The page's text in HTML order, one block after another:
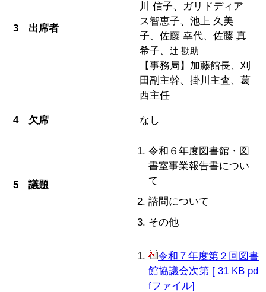
3 出席者
川 信子、ガリドディア
ス智恵子、池上 久美
子、佐藤 幸代、佐藤 真
希子、 辻 勘助
【事務局】加藤館長、刈
田副主幹、掛川主査、葛
西主任
4 欠席 なし
5 議題
令和６年度図書館・図
書室事業報告書につい
て
諮問について
その他
令和７年度第２回図書
館協議会次第 [ 31 KB pd
fファイル]